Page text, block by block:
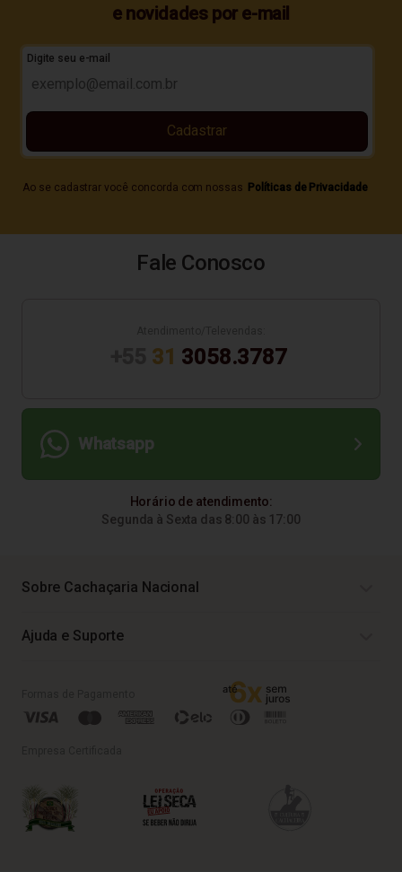
e novidades por e-mail
Digite seu e-mail
Ao se cadastrar você concorda com nossas Políticas de Privacidade
Cadastrar
Fale Conosco
31 3058.3787
Whatsapp
Horário de atendimento:
Segunda à Sexta das 8:00 às 17:00
Sobre Cachaçaria Nacional
Ajuda e Suporte